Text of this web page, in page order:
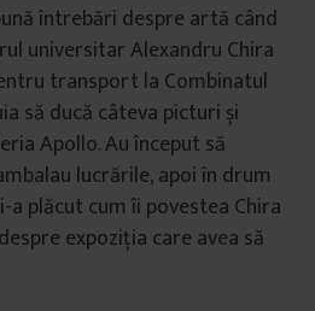
întrebări despre artă când
universitar Alexandru Chira
transport la Combinatul
să ducă câteva picturi și
Apollo. Au început să
lucrările, apoi în drum
a plăcut cum îi povestea Chira
expoziția care avea să